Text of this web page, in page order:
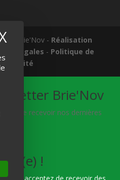
Masquer le
Brie'Nov - Réalisation
légales - Politique de
Brie'Nov
de recevoir nos dernières
!